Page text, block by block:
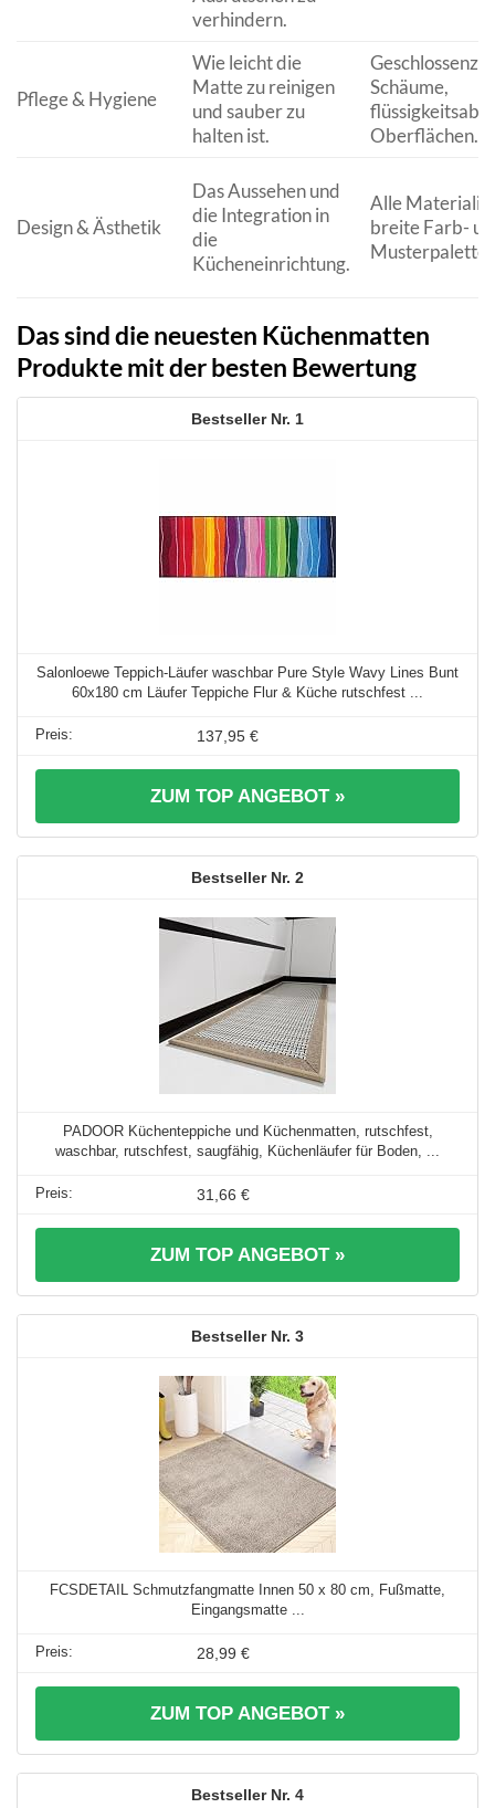
verhindern.
Pflege & Hygiene
Wie leicht die
Matte zu reinigen
und sauber zu
halten ist.
Schäume,
Oberflächen.
Design & Ästhetik
Das Aussehen und
die Integration in
die
Kücheneinrichtung.
Alle
breite Farb-
Musterpalette.
Das sind die neuesten Küchenmatten
Produkte mit der besten Bewertung
1
Salonloewe Teppich-Läufer waschbar Pure Style Wavy Lines Bunt
60x180 cm Läufer Teppiche Flur & Küche rutschfest ...
137,95 €
ZUM TOP ANGEBOT »
2
PADOOR Küchenteppiche und Küchenmatten, rutschfest,
waschbar, rutschfest, saugfähig, Küchenläufer für Boden, ...
31,66 €
ZUM TOP ANGEBOT »
3
FCSDETAIL Schmutzfangmatte Innen 50 x 80 cm, Fußmatte,
Eingangsmatte ...
28,99 €
ZUM TOP ANGEBOT »
4